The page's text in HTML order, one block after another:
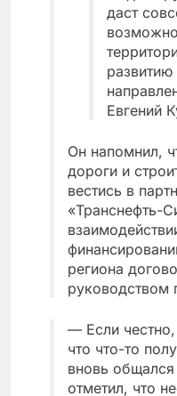
даст
развитию
Евгений
Он напомнил,
дороги и
вестись в
«Транснефть-
региона
руководством
— Если
что что-то
вновь
отметил, что